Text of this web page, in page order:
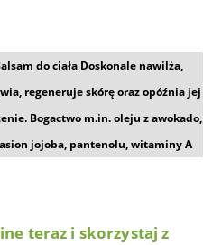
do ciała Doskonale nawilża,
regeneruje skórę oraz opóźnia jej
Bogactwo m.in. oleju z awokado,
jojoba, pantenolu, witaminy A
teraz i skorzystaj z